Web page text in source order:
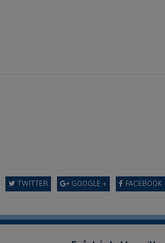
FACEBOOK
GOOGLE +
TWITTER